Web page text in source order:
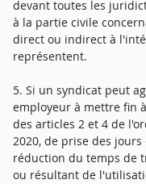
devant toutes les
à la partie civile
direct ou indirect à
représentent.
5. Si un syndicat peut
employeur à mettre fin
des articles 2 et 4 de
2020, de prise des
réduction du temps de
ou résultant de